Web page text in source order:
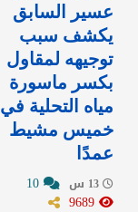
عسير السابق
يكشف سبب
توجيهه لمقاول
بكسر ماسورة
مياه التحلية في
خميس مشيط
عمدًا